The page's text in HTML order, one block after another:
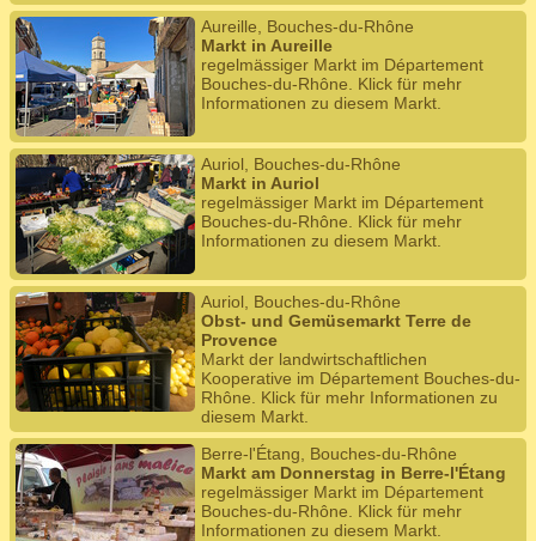
Aureille, Bouches-du-Rhône
Markt in Aureille
regelmässiger Markt im Département
Bouches-du-Rhône. Klick für mehr
Informationen zu diesem Markt.
Auriol, Bouches-du-Rhône
Markt in Auriol
regelmässiger Markt im Département
Bouches-du-Rhône. Klick für mehr
Informationen zu diesem Markt.
Auriol, Bouches-du-Rhône
Obst- und Gemüsemarkt Terre de
Provence
Markt der landwirtschaftlichen
Kooperative im Département Bouches-du-
Rhône. Klick für mehr Informationen zu
diesem Markt.
Berre-l'Étang, Bouches-du-Rhône
Markt am Donnerstag in Berre-l'Étang
regelmässiger Markt im Département
Bouches-du-Rhône. Klick für mehr
Informationen zu diesem Markt.